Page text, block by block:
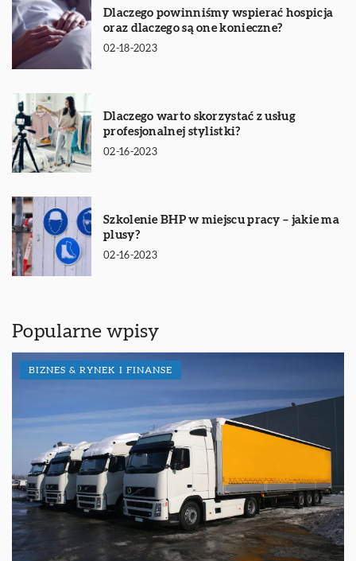
Dlaczego powinniśmy wspierać hospicja
oraz dlaczego są one konieczne?
02-18-2023
Dlaczego warto skorzystać z usług
profesjonalnej stylistki?
02-16-2023
Szkolenie BHP w miejscu pracy – jakie ma
plusy?
02-16-2023
Popularne wpisy
BIZNES & RYNEK I FINANSE